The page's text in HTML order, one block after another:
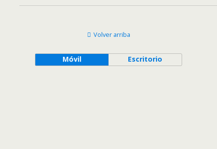
Volver arriba
Móvil Escritorio